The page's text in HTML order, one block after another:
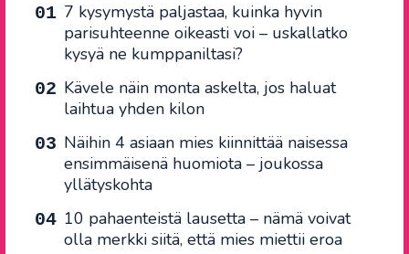
7 kysymystä paljastaa, kuinka hyvin
parisuhteenne oikeasti voi – uskallatko
kysyä ne kumppaniltasi?
Kävele näin monta askelta, jos haluat
laihtua yhden kilon
Näihin 4 asiaan mies kiinnittää naisessa
ensimmäisenä huomiota – joukossa
yllätyskohta
10 pahaenteistä lausetta – nämä voivat
olla merkki siitä, että mies miettii eroa